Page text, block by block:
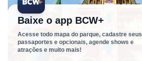
Baixe o app BCW+
Acesse todo mapa do parque, cadastre seus
passaportes e opcionais, agende shows e
atrações e muito mais!